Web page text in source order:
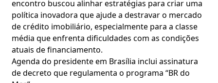
encontro buscou alinhar estratégias para criar uma
política inovadora que ajude a destravar o mercado
de crédito imobiliário, especialmente para a classe
média que enfrenta dificuldades com as condições
atuais de financiamento.
Agenda do presidente em Brasília inclui assinatura
de decreto que regulamenta o programa “BR do